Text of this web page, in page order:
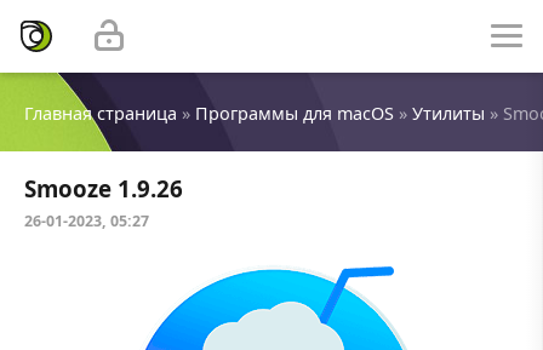
Главная страница » Программы для macOS » Утилиты »
Smooze 1.9.26
26-01-2023, 05:27